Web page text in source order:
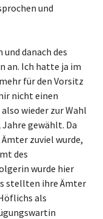
und
danach des
an. Ich hatte ja im
für den Vorsitz
nicht einen
wieder zur Wahl
gewählt. Da
zuviel wurde,
des
wurde hier
stellten ihre Ämter
als